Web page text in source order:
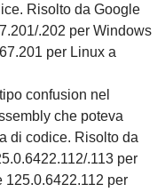
Risolto da Google
.202 per Windows
per Linux a
confusion nel
che poteva
di codice. Risolto da
.113 per
125.0.6422.112 per